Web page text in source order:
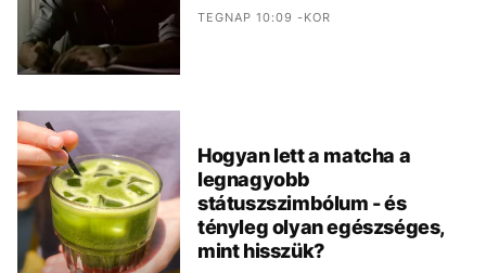
TEGNAP 10:09 -KOR
Hogyan lett a matcha a
legnagyobb
státuszszimbólum - és
tényleg olyan egészséges,
mint hisszük?